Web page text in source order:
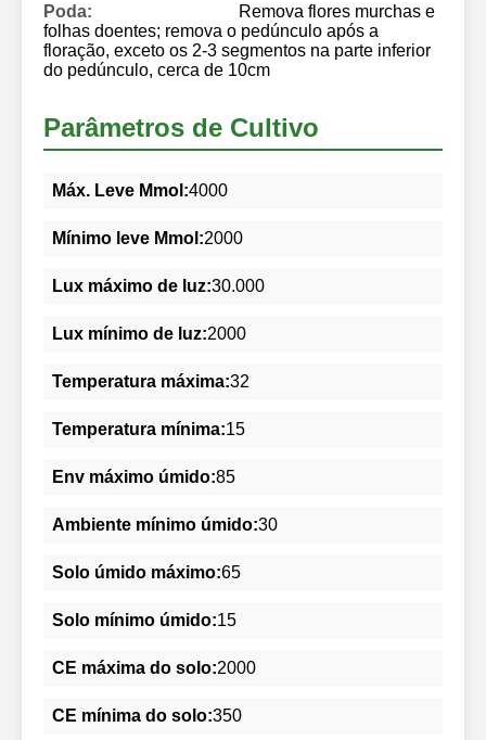
Poda:
Remova flores murchas e
folhas doentes; remova o pedúnculo após a
floração, exceto os 2-3 segmentos na parte inferior
do pedúnculo, cerca de 10cm
Parâmetros de Cultivo
Máx. Leve Mmol:4000
Mínimo leve Mmol:2000
Lux máximo de luz:30.000
Lux mínimo de luz:2000
Temperatura máxima:32
Temperatura mínima:15
Env máximo úmido:85
Ambiente mínimo úmido:30
Solo úmido máximo:65
Solo mínimo úmido:15
CE máxima do solo:2000
CE mínima do solo:350